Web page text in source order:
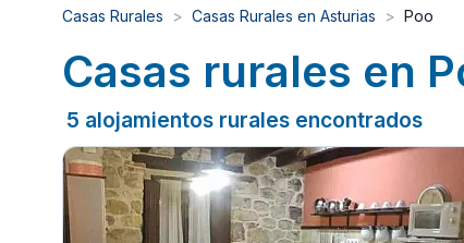
Casas Rurales Casas Rurales en Asturias Poo
Casas rurales en
5 alojamientos rurales encontrados